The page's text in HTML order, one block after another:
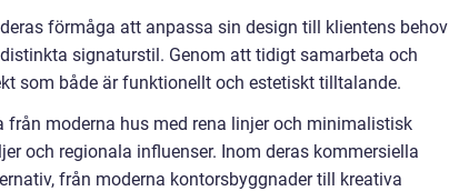
förmåga att anpassa sin design till klientens behov
signaturstil. Genom att tidigt samarbeta och
som både är funktionellt och estetiskt tilltalande.
moderna hus med rena linjer och minimalistisk
och regionala influenser. Inom deras kommersiella
från moderna kontorsbyggnader till kreativa